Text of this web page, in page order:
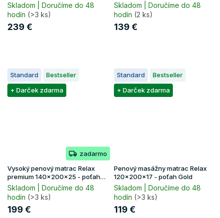
Lavender
Skladom | Doručíme do 48
hodín (>3 ks)
239 €
Lavender
Skladom | Doručíme do 48
hodín (2 ks)
139 €
Standard
Bestseller
+ Darček zdarma
zadarmo
Vysoký penový matrac Relax
premium 140x200x25 - poťah
Lavender
Skladom | Doručíme do 48
hodín (>3 ks)
199 €
Standard
Bestseller
+ Darček zdarma
Penový masážny matrac Relax
120x200x17 - poťah Gold
Skladom | Doručíme do 48
hodín (>3 ks)
119 €